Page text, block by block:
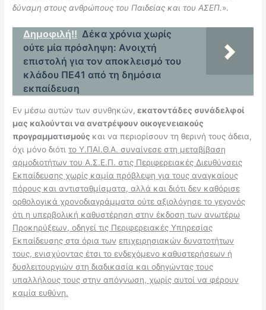
δύναμη στους ανθρώπους του Παιδείας και του ΑΣΕΠ.».
Δημοφιλή!! Δέκα χρόνια χωρίς
ούτε μία πρόσληψη: Ανοιχτή
επιστολή για τον αποκλεισμό του
κλάδου ΠΕ41 από τη δημόσια
εκπαίδευση
Εν μέσω αυτών των συνθηκών, εκατοντάδες συνάδελφοί
μας καλούνται να ανατρέψουν οικογενειακούς
προγραμματισμούς και να περιορίσουν τη θερινή τους άδεια,
όχι μόνο διότιτο Υ.ΠΑΙ.Θ.Α.συναίνεσε στη μεταβίβαση
αρμοδιοτήτων του Α.Σ.Ε.Π. στις Περιφερειακές Διευθύνσεις
Εκπαίδευσης χωρίς καμία πρόβλεψη για τους αναγκαίους
πόρους και αντισταθμίσματα, αλλά και διότι δεν καθόρισε
ορθολογικά χρονοδιαγράμματα ούτε αξιολόγησε το γεγονός
ότι η υπερβολική καθυστέρηση στην έκδοση των ανωτέρω
Προκηρύξεων, οδηγεί τις Περιφερειακές Υπηρεσίας
Εκπαίδευσης στα όρια των επιχειρησιακών δυνατοτήτων
τους, ενισχύοντας έτσι το ενδεχόμενο καθυστερήσεων ή
δυσλειτουργιών στη διαδικασία και οδηγώντας τους
υπαλλήλους τους στην απόγνωση, χωρίς αυτοί να φέρουν
καμία ευθύνη.